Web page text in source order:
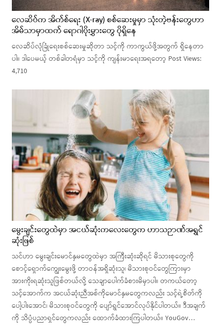
လေဆိပ်က အိက်စ်ရေး (X-ray) စစ်ဆေးမှုမှာ သုံးတဲ့ဗန်းတွေဟာ
အိမ်သာမှာထက် ရောဂါပိုးမွှားတွေ ပိုရှိနေ
လေဆိပ်လုံခြုံရေးစစ်ဆေးမှုဆိုတာ သင့်ကို ကာကွယ်ဖို့အတွက် ရှိနေတာ
ပါ။ ဒါပေမယ့် တစ်ခါတရံမှာ သင့်ကို ကျန်းမာရေးအရတော့ Post Views:
4,710
မွေးချင်းတွေထဲမှာ အငယ်ဆုံးကလေးတွေက ဟာသဉာဏ်အရွှင်
ဆုံးဖြစ်
သင်ဟာ မွေးချင်းမောင်နှမတွေထဲမှာ အကြီးဆုံးဆိုရင် မိသားစုတွေကို
စောင့်ရှောက်ကျွေးမွေးဖို့ တာဝန်အရှိဆုံးသူ၊ မိသားစုဝင်တွေကြားမှာ
အားကိုးရဆုံးသူဖြစ်တယ်လို့ သေချာပေါက်ခံစားမိမှာပါ။ တကယ်တော့
သင့်အောက်က အငယ်ဆုံးညီအစ်ကိုမောင်နှမတွေကလည်း သင့်ရဲ့စိတ်ကို
ပေါ့ပါးအောင်၊ မိသားစုဝင်တွေကို ပျော်ရွှင်အောင်လုပ်နိုင်ပါတယ်။ ဒီအချက်
ကို သိပ္ပံပညာရှင်တွေကလည်း ထောက်ခံထားကြပါတယ်။ YouGov…